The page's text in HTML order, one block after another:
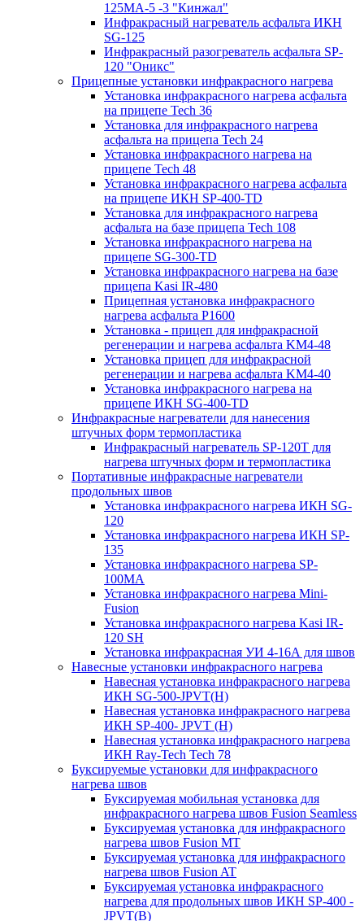
125МA-5 -3 "Кинжал"
Инфракрасный нагреватель асфальта ИКН
SG-125
Инфракрасный разогреватель асфальта SP-
120 "Оникс"
Прицепные установки инфракрасного нагрева
Установка инфракрасного нагрева асфальта
на прицепе Tech 36
Установка для инфракрасного нагрева
асфальта на прицепа Tech 24
Установка инфракрасного нагрева на
прицепе Tech 48
Установка инфракрасного нагрева асфальта
на прицепе ИКН SP-400-TD
Установка для инфракрасного нагрева
асфальта на базе прицепа Tech 108
Установка инфракрасного нагрева на
прицепе SG-300-TD
Установка инфракрасного нагрева на базе
прицепа Kasi IR-480
Прицепная установка инфракрасного
нагрева асфальта P1600
Установка - прицеп для инфракрасной
регенерации и нагрева асфальта KM4-48
Установка прицеп для инфракрасной
регенерации и нагрева асфальта KM4-40
Установка инфракрасного нагрева на
прицепе ИКН SG-400-TD
Инфракрасные нагреватели для нанесения
штучных форм термопластика
Инфракрасный нагреватель SP-120T для
нагрева штучных форм и термопластика
Портативные инфракрасные нагреватели
продольных швов
Установка инфракрасного нагрева ИКН SG-
120
Установка инфракрасного нагрева ИКН SP-
135
Установка инфракрасного нагрева SP-
100МА
Установка инфракрасного нагрева Mini-
Fusion
Установка инфракрасного нагрева Kasi IR-
120 SH
Установка инфракрасная УИ 4-16А для швов
Навесные установки инфракрасного нагрева
Навесная установка инфракрасного нагрева
ИКН SG-500-JPVT(H)
Навесная установка инфракрасного нагрева
ИКН SP-400- JPVT (Н)
Навесная установка инфракрасного нагрева
ИКН Ray-Tech Tech 78
Буксируемые установки для инфракрасного
нагрева швов
Буксируемая мобильная установка для
инфракрасного нагрева швов Fusion Seamless
Буксируемая установка для инфракрасного
нагрева швов Fusion MT
Буксируемая установка для инфракрасного
нагрева швов Fusion AT
Буксируемая установка инфракрасного
нагрева для продольных швов ИКН SP-400 -
JPVT(B)